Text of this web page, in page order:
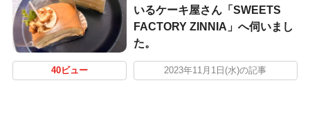
いるケーキ屋さん「SWEETS
FACTORY ZINNIA」へ伺いまし
た。
40ビュー 2023年11月1日(水)の記事